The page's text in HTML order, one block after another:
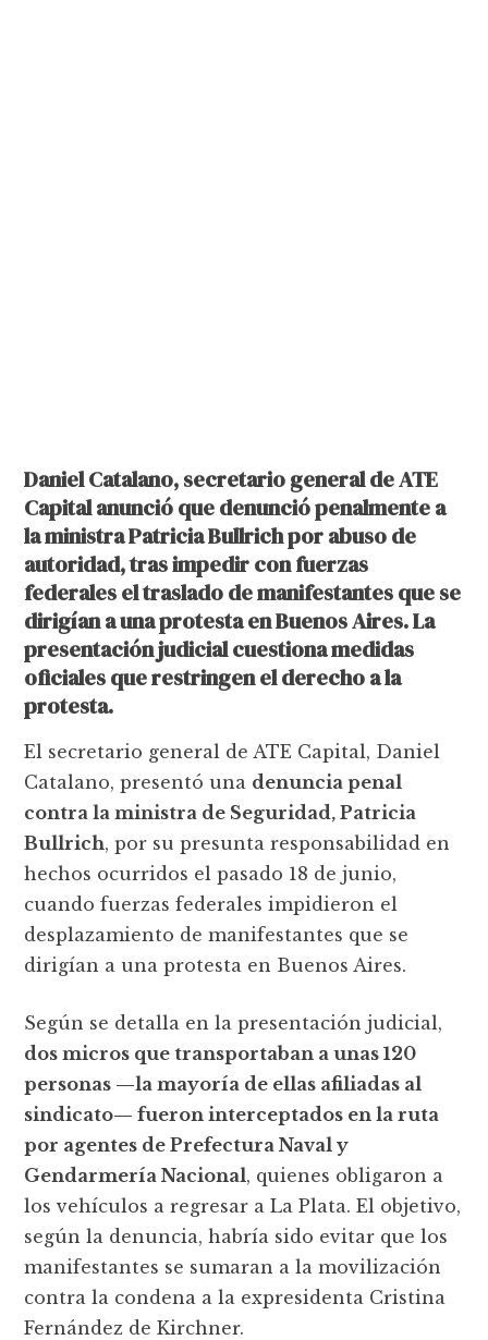
Daniel Catalano, secretario general de ATE
Capital anunció que denunció penalmente a
la ministra Patricia Bullrich por abuso de
autoridad, tras impedir con fuerzas
federales el traslado de manifestantes que se
dirigían a una protesta en Buenos Aires. La
presentación judicial cuestiona medidas
oficiales que restringen el derecho a la
protesta.
El secretario general de ATE Capital, Daniel
Catalano, presentó una denuncia penal
contra la ministra de Seguridad, Patricia
Bullrich, por su presunta responsabilidad en
hechos ocurridos el pasado 18 de junio,
cuando fuerzas federales impidieron el
desplazamiento de manifestantes que se
dirigían a una protesta en Buenos Aires.
Según se detalla en la presentación judicial,
dos micros que transportaban a unas 120
personas —la mayoría de ellas afiliadas al
sindicato— fueron interceptados en la ruta
por agentes de Prefectura Naval y
Gendarmería Nacional, quienes obligaron a
los vehículos a regresar a La Plata. El objetivo,
según la denuncia, habría sido evitar que los
manifestantes se sumaran a la movilización
contra la condena a la expresidenta Cristina
Fernández de Kirchner.